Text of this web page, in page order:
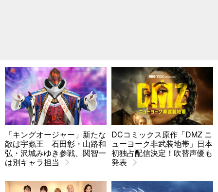
「キングオージャー」新たな
敵は宇蟲王 石田彰・山路和
弘・沢城みゆき参戦、関智一
は別キャラ担当
DCコミックス原作「DMZ ニ
ューヨーク非武装地帯」日本
初独占配信決定！吹替声優も
発表